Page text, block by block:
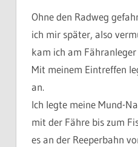
Ohne den Radweg
ich mir später, also
kam ich am
Mit meinem Eintreffen
an.
Ich legte meine Mund-
mit der Fähre bis zum
es an der Reeperbahn